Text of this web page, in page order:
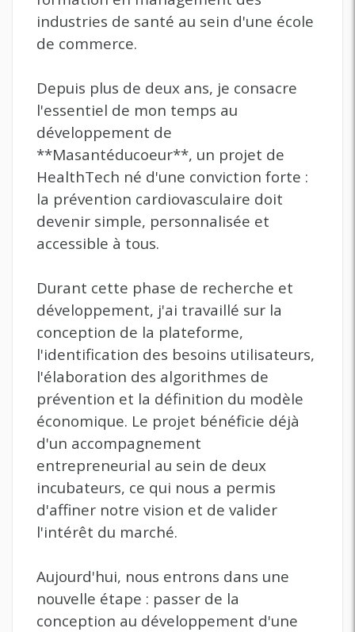
industries de santé au sein d'une école
de commerce.
Depuis plus de deux ans, je consacre
l'essentiel de mon temps au
développement de
**Masantéducoeur**, un projet de
HealthTech né d'une conviction forte :
la prévention cardiovasculaire doit
devenir simple, personnalisée et
accessible à tous.
Durant cette phase de recherche et
développement, j'ai travaillé sur la
conception de la plateforme,
l'identification des besoins utilisateurs,
l'élaboration des algorithmes de
prévention et la définition du modèle
économique. Le projet bénéficie déjà
d'un accompagnement
entrepreneurial au sein de deux
incubateurs, ce qui nous a permis
d'affiner notre vision et de valider
l'intérêt du marché.
Aujourd'hui, nous entrons dans une
nouvelle étape : passer de la
conception au développement d'une